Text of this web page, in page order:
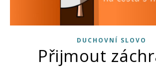
DUCHOVNÍ SLOVO
Přijmout